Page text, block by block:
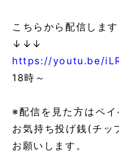
こちらから配信します
↓↓↓
https://youtu.be/
18時～
※配信を見た方はペ
お気持ち投げ銭(チッ
お願いします。